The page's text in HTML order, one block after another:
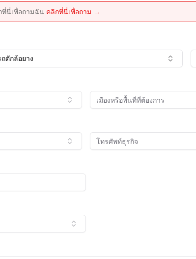
ที่นี่เพื่อถามฉัน คลิกที่นี่เพื่อถาม →
ถตักล้อยาง